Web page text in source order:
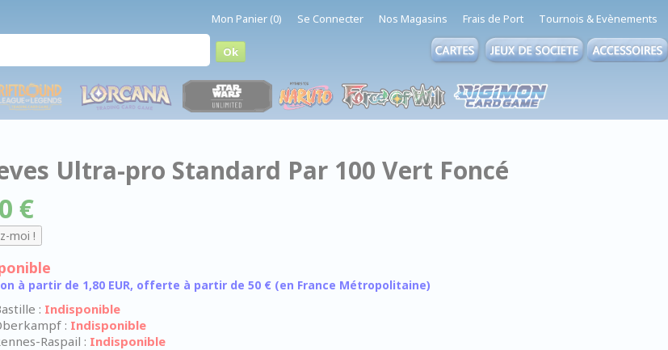
Mon Panier (0) Se Connecter Nos Magasins Frais de Port Tournois & Evènements
Ultra-pro Standard Par 100 Vert Foncé
€
à partir de 1,80 EUR, offerte à partir de 50 € (en France Métropolitaine)
: Indisponible
: Indisponible
Raspail : Indisponible